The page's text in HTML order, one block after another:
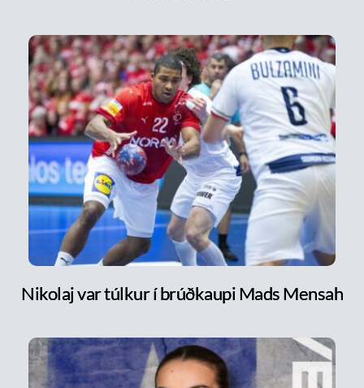
Nikolaj var túlkur í brúðkaupi Mads Mensah